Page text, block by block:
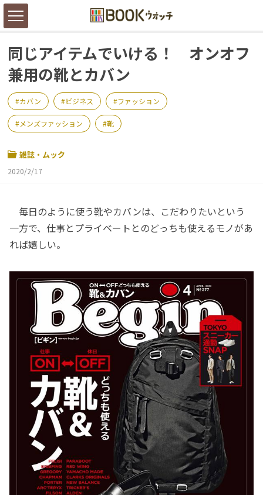
同じアイテムでいける！ オンオフ
兼用の靴とカバン
カバン ビジネス ファッション
メンズファッション 靴
雑誌・ムック
2020/2/17
毎日のように使う靴やカバンは、こだわりたいという
一方で、仕事とプライベートとのどっちも使えるモノがあ
れば嬉しい。